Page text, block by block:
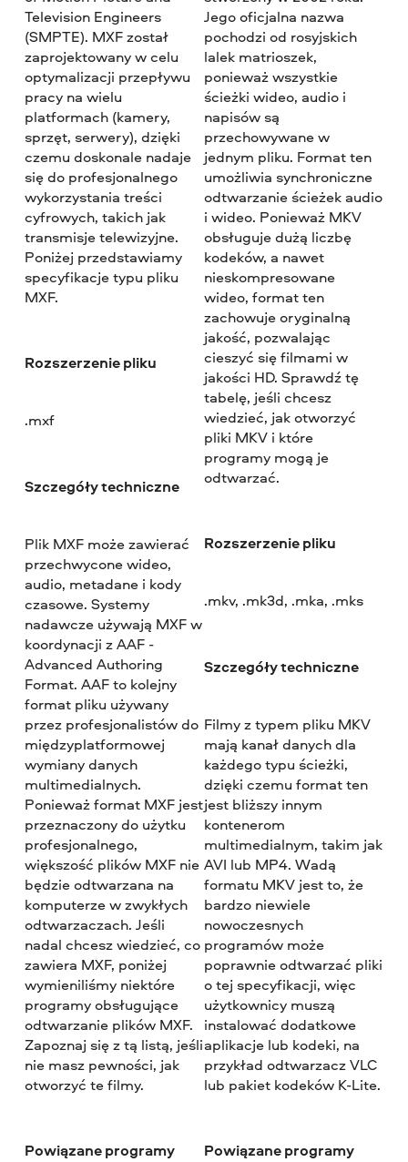
Television Engineers
(SMPTE). MXF został
zaprojektowany w celu
optymalizacji przepływu
pracy na wielu
platformach (kamery,
sprzęt, serwery), dzięki
czemu doskonale nadaje
się do profesjonalnego
wykorzystania treści
cyfrowych, takich jak
transmisje telewizyjne.
Poniżej przedstawiamy
specyfikacje typu pliku
MXF.
Rozszerzenie pliku
.mxf
Szczegóły techniczne
Plik MXF może zawierać
przechwycone wideo,
audio, metadane i kody
czasowe. Systemy
nadawcze używają MXF w
koordynacji z AAF -
Advanced Authoring
Format. AAF to kolejny
format pliku używany
przez profesjonalistów do
międzyplatformowej
wymiany danych
multimedialnych.
Ponieważ format MXF jest
przeznaczony do użytku
profesjonalnego,
większość plików MXF nie
będzie odtwarzana na
komputerze w zwykłych
odtwarzaczach. Jeśli
nadal chcesz wiedzieć, co
zawiera MXF, poniżej
wymieniliśmy niektóre
programy obsługujące
odtwarzanie plików MXF.
Zapoznaj się z tą listą, jeśli
nie masz pewności, jak
otworzyć te filmy.
Powiązane programy
Jego oficjalna nazwa
pochodzi od rosyjskich
lalek matrioszek,
ponieważ wszystkie
ścieżki wideo, audio i
napisów są
przechowywane w
jednym pliku. Format ten
umożliwia synchroniczne
odtwarzanie ścieżek audio
i wideo. Ponieważ MKV
obsługuje dużą liczbę
kodeków, a nawet
nieskompresowane
wideo, format ten
zachowuje oryginalną
jakość, pozwalając
cieszyć się filmami w
jakości HD. Sprawdź tę
tabelę, jeśli chcesz
wiedzieć, jak otworzyć
pliki MKV i które
programy mogą je
odtwarzać.
Rozszerzenie pliku
.mkv, .mk3d, .mka, .mks
Szczegóły techniczne
Filmy z typem pliku MKV
mają kanał danych dla
każdego typu ścieżki,
dzięki czemu format ten
jest bliższy innym
kontenerom
multimedialnym, takim jak
AVI lub MP4. Wadą
formatu MKV jest to, że
bardzo niewiele
nowoczesnych
programów może
poprawnie odtwarzać pliki
o tej specyfikacji, więc
użytkownicy muszą
instalować dodatkowe
aplikacje lub kodeki, na
przykład odtwarzacz VLC
lub pakiet kodeków K-Lite.
Powiązane programy